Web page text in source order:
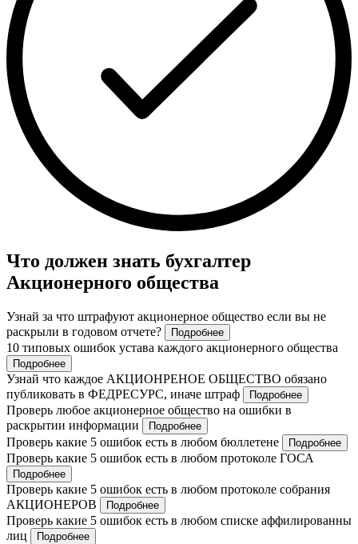
Что должен знать бухгалтер
Акционерного общества
Узнай за что штрафуют акционерное общество если вы не
раскрыли в годовом отчете?
Подробнее
10 типовых ошибок устава каждого акционерного общества
Подробнее
Узнай что каждое АКЦИОНРЕНОЕ ОБЩЕСТВО обязано
публиковать в ФЕДРЕСУРС, иначе штраф
Подробнее
Проверь любое акционерное общество на ошибки в
раскрытии информации
Подробнее
Проверь какие 5 ошибок есть в любом бюллетене Подробнее
Проверь какие 5 ошибок есть в любом протоколе ГОСА
Подробнее
Проверь какие 5 ошибок есть в любом протоколе собрания
АКЦИОНЕРОВ
Подробнее
Проверь какие 5 ошибок есть в любом списке аффилированны
лиц
Подробнее